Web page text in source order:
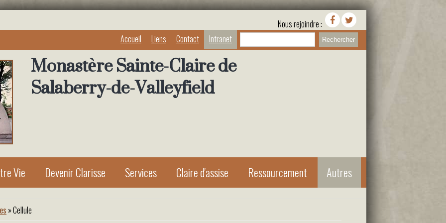
Nous rejoindre :
Rechercher
Accueil Liens Contact Intranet
Monastère Sainte-Claire de
Salaberry-de-Valleyfield
Vie Devenir Clarisse Services Claire d'assise Ressourcement Autres
» Cellule